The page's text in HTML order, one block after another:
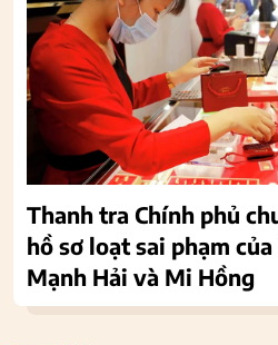
Thanh tra Chính phủ
hồ sơ loạt sai phạm của
Mạnh Hải và Mi Hồng